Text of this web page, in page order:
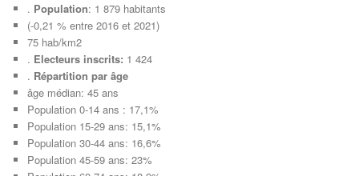
. Population: 1 879 habitants
(-0,21 % entre 2016 et 2021)
75 hab/km2
. Electeurs inscrits: 1 424
. Répartition par âge
âge médian: 45 ans
Population 0-14 ans : 17,1%
Population 15-29 ans: 15,1%
Population 30-44 ans: 16,6%
Population 45-59 ans: 23%